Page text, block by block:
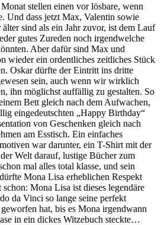
stellen einen vor lösbare, wenn
Und dass jetzt Max, Valentin sowie
sind als ein Jahr zuvor, ist dem Lauf
gutes Zureden noch irgendwelche
Aber dafür sind Max und
wieder ein ordentliches zeitliches Stück
Oskar dürfte der Eintritt ins dritte
sein, auch wenn wir wirklich
ihn möglichst auffällig zu gestalten. So
Bett gleich nach dem Aufwachen,
eingedeutschten „Happy Birthday“
von Geschenken gleich nach
am Esstisch. Ein einfaches
war darunter, ein T-Shirt mit der
Welt darauf, lustige Bücher zum
mal alles total klasse, und sein
Mona Lisa erheblichen Respekt
Mona Lisa ist dieses legendäre
da Vinci so lange seine perfekt
hat, bis es Mona irgendwann
in ein dickes Witzebuch steckte…